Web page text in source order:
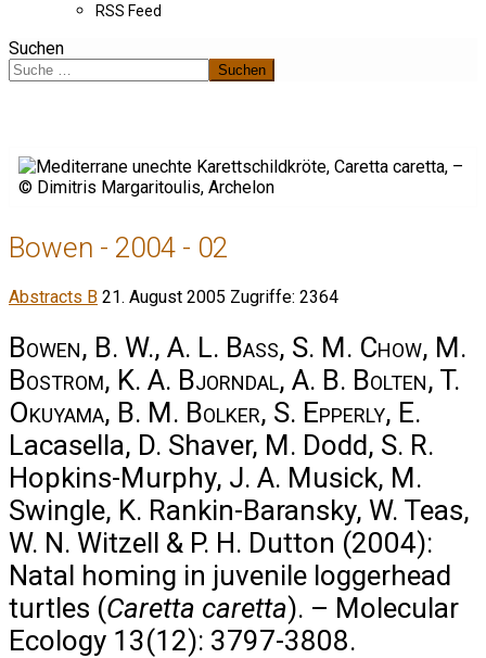
RSS Feed
Suchen
Suchen
Bowen - 2004 - 02
Abstracts B 21. August 2005 Zugriffe: 2364
Bowen, B. W., A. L. Bass, S. M. Chow, M.
Bostrom, K. A. Bjorndal, A. B. Bolten, T.
Okuyama, B. M. Bolker, S. Epperly, E.
Lacasella, D. Shaver, M. Dodd, S. R.
Hopkins-Murphy, J. A. Musick, M.
Swingle, K. Rankin-Baransky, W. Teas,
W. N. Witzell & P. H. Dutton (2004):
Natal homing in juvenile loggerhead
turtles (Caretta caretta). – Molecular
Ecology 13(12): 3797-3808.